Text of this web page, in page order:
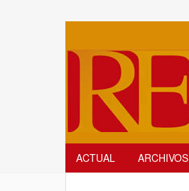
ACTUAL ARCHIVOS